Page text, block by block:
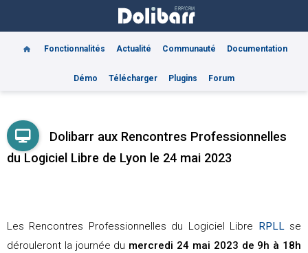
Fonctionnalités Actualité Communauté Documentation
Démo Télécharger Plugins Forum
Dolibarr aux Rencontres Professionnelles
du Logiciel Libre de Lyon le 24 mai 2023
Les Rencontres Professionnelles du Logiciel Libre RPLLse
dérouleront la journée du mercredi 24 mai 2023 de 9h à 18h